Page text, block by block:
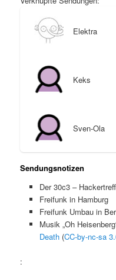
Elektra
Keks
Sven-Ola
Sendungsnotizen
Der 30c3 –
Freifunk in Hamburg
Freifunk Umbau in
Musik „Oh
Death(CC-by-nc-sa
: